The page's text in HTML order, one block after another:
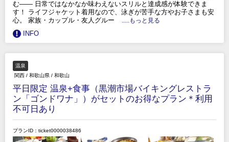
む—— 日常ではなかなか味わえないスリルと達成感が体験できま
す！ ライフジャケット着用なので、泳ぎが苦手な方やお子さまも安
心。 家族・カップル・友人グルー
.....もっと見る
INFO
温泉
関西 / 和歌山県 / 和歌山
平日限定 温泉+食事（黒潮市場バイキングレストラ
ン「ゴンドワナ」）がセットのお得なプラン＊利用
不可日あり
プランID：ticket0000038486